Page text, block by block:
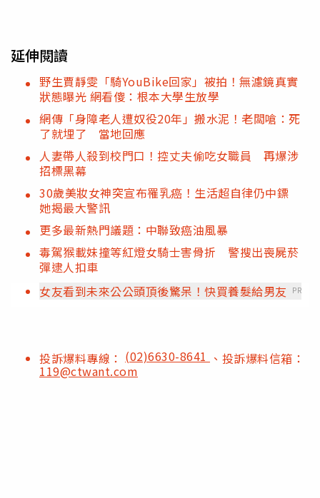
延伸閱讀
野生賈靜雯「騎YouBike回家」被拍！無濾鏡真實
狀態曝光 網看傻：根本大學生放學
網傳「身障老人遭奴役20年」搬水泥！老闆嗆：死
了就埋了 當地回應
人妻帶人殺到校門口！控丈夫偷吃女職員 再爆涉
招標黑幕
30歲美妝女神突宣布罹乳癌！生活超自律仍中鏢
她揭最大警訊
更多最新熱門議題：中聯致癌油風暴
毒駕猴載妹撞等紅燈女騎士害骨折 警搜出喪屍菸
彈逮人扣車
女友看到未來公公頭頂後驚呆！快買養髮給男友
PR
投訴爆料專線： (02)6630-8641 、投訴爆料信箱：
119@ctwant.com